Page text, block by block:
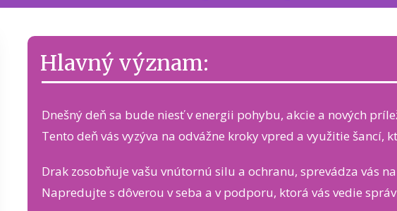
Hlavný význam:
Dnešný deň sa bude niesť v energii pohybu, akcie a nových
Tento deň vás vyzýva na odvážne kroky vpred a využitie šancí,
Drak zosobňuje vašu vnútornú silu a ochranu, sprevádza vás
Napredujte s dôverou v seba a v podporu, ktorá vás vedie